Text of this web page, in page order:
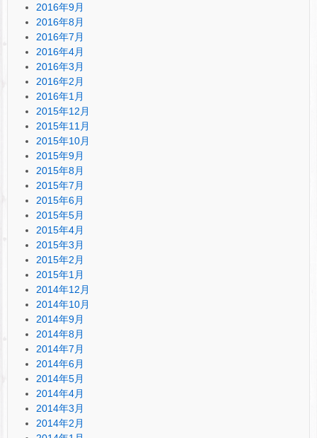
2016年9月
2016年8月
2016年7月
2016年4月
2016年3月
2016年2月
2016年1月
2015年12月
2015年11月
2015年10月
2015年9月
2015年8月
2015年7月
2015年6月
2015年5月
2015年4月
2015年3月
2015年2月
2015年1月
2014年12月
2014年10月
2014年9月
2014年8月
2014年7月
2014年6月
2014年5月
2014年4月
2014年3月
2014年2月